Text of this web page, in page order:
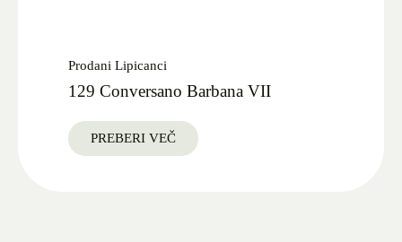
Prodani Lipicanci
129 Conversano Barbana VII
PREBERI VEČ